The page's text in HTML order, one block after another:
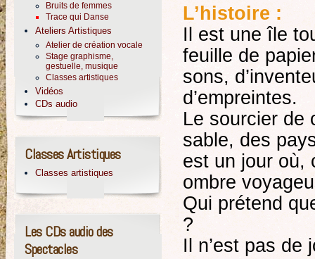
L’histoire :
Il est une île
feuille de
sons,
d’empreintes.
Le sourcier de
sable, des
est un jour où,
ombre
Qui prétend
?
Il n’est pas de
Bruits de femmes
Trace qui Danse
Ateliers Artistiques
Atelier de création vocale
Stage graphisme,
gestuelle, musique
Classes artistiques
Vidéos
CDs audio
Classes Artistiques
Classes artistiques
Les CDs audio des
Spectacles